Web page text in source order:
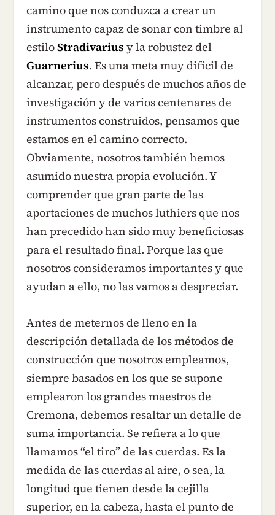
camino que nos conduzca a crear un
instrumento capaz de sonar con timbre al
estiloStradivarius y la robustez del
Guarnerius. Es una meta muy difícil de
alcanzar, pero después de muchos años de
investigación y de varios centenares de
instrumentos construidos, pensamos que
estamos en el camino correcto.
Obviamente, nosotros también hemos
asumido nuestra propia evolución. Y
comprender que gran parte de las
aportaciones de muchos luthiers que nos
han precedido han sido muy beneficiosas
para el resultado final. Porque las que
nosotros consideramos importantes y que
ayudan a ello, no las vamos a despreciar.
Antes de meternos de lleno en la
descripción detallada de los métodos de
construcción que nosotros empleamos,
siempre basados en los que se supone
emplearon los grandes maestros de
Cremona, debemos resaltar un detalle de
suma importancia. Se refiera a lo que
llamamos “el tiro” de las cuerdas. Es la
medida de las cuerdas al aire, o sea, la
longitud que tienen desde la cejilla
superior, en la cabeza, hasta el punto de